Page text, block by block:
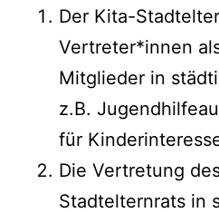
Der Kita-
Vertreter*innen
Mitglieder in
z.B.
für
Die Vertretung
Stadtelternrats in